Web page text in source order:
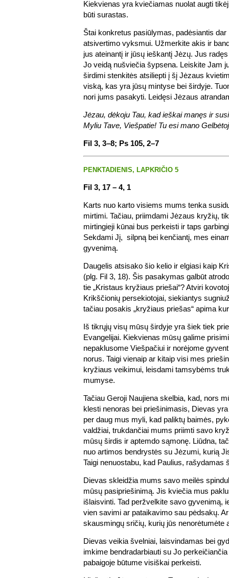
Kiekvienas yra kviečiamas nuolat augti
būti surastas.
Štai konkretus pasiūlymas, padėsiantis
atsivertimo vyksmui. Užmerkite akis ir
jus ateinantį ir jūsų ieškantį Jėzų. Jus
Jo veidą nušviečia šypsena. Leiskite Jam
širdimi stenkitės atsiliepti į šį Jėzaus
viską, kas yra jūsų mintyse bei širdyje.
nori jums pasakyti. Leidęsi Jėzaus
Jėzau, dėkoju Tau, kad ieškai manęs ir
Myliu Tave, Viešpatie! Tu esi mano
Fil 3, 3–8; Ps 105, 2–7
PENKTADIENIS, LAPKRIČIO 5
Fil 3, 17 – 4, 1
Karts nuo karto visiems mums tenka
mirtimi. Tačiau, priimdami Jėzaus kryžių,
mirtingieji kūnai bus perkeisti ir taps
Sekdami Jį, silpną bei kenčiantį, mes
gyvenimą.
Daugelis atsisako šio kelio ir elgiasi kaip
(plg. Fil 3, 18). Šis pasakymas galbūt
tie „Kristaus kryžiaus priešai“? Atviri
Krikščionių persekiotojai, siekiantys
tačiau posakis „kryžiaus priešas“ apima
Iš tikrųjų visų mūsų širdyje yra šiek tiek
Evangelijai. Kiekvienas mūsų galime
nepaklusome Viešpačiui ir norėjome
norus. Taigi vienaip ar kitaip visi mes
kryžiaus veikimui, leisdami tamsybėms
mumyse.
Tačiau Geroji Naujiena skelbia, kad, nors
klesti nenoras bei priešinimasis, Dievas
per daug mus myli, kad paliktų baimės,
valdžiai, trukdančiai mums priimti savo
mūsų širdis ir aptemdo sąmonę. Liūdna,
nuo artimos bendrystės su Jėzumi, kurią
Taigi nenuostabu, kad Paulius, rašydamas
Dievas skleidžia mums savo meilės
mūsų pasipriešinimą. Jis kviečia mus
išlaisvinti. Tad peržvelkite savo gyvenimą,
vien savimi ar pataikavimo sau pėdsakų. Ar
skausmingų sričių, kurių jūs nenorėtumėte
Dievas veikia švelniai, laisvindamas bei
imkime bendradarbiauti su Jo
pabaigoje būtume visiškai perkeisti.